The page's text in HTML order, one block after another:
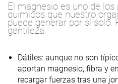
El magnesio es uno de los
químicos que nuestro
puede generar por sí solo.
gentileza.
Dátiles: aunque no son
aportan magnesio, fibra y
recargar fuerzas tras una